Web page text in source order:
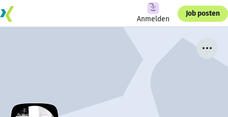
Anmelden
Job posten